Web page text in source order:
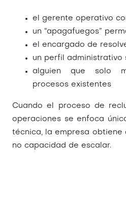
el gerente operativo
un “apagafuegos”
el encargado de
un perfil administrativo
alguien que solo
procesos existentes
Cuando el proceso de
operaciones se enfoca
técnica, la empresa obtiene
no capacidad de escalar.